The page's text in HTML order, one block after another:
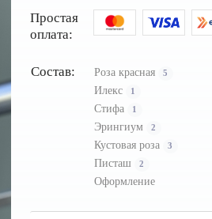
Простая
оплата:
Состав: Роза красная 5
Илекс 1
Стифа 1
Эрингиум 2
Кустовая роза 3
Писташ 2
Оформление